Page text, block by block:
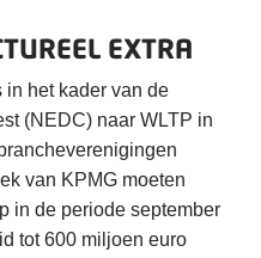
EXTRA
in het kader van de
(NEDC) naar WLTP in
van KPMG moeten
in de periode september
tot 600 miljoen euro